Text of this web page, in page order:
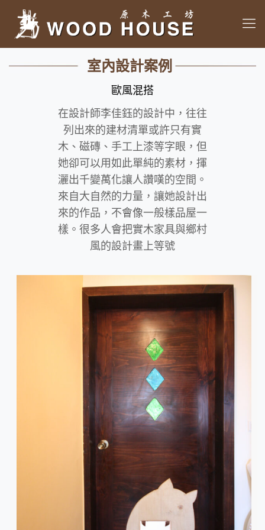
室內設計案例
歐風混搭
在設計師李佳鈺的設計中，往往
列出來的建材清單或許只有實
木、磁磚、手工上漆等字眼，但
她卻可以用如此單純的素材，揮
灑出千變萬化讓人讚嘆的空間。
來自大自然的力量，讓她設計出
來的作品，不會像一般樣品屋一
樣。很多人會把實木家具與鄉村
風的設計畫上等號